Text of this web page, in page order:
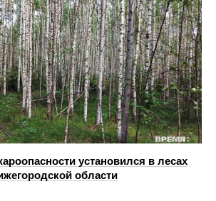
установился в лесах
области